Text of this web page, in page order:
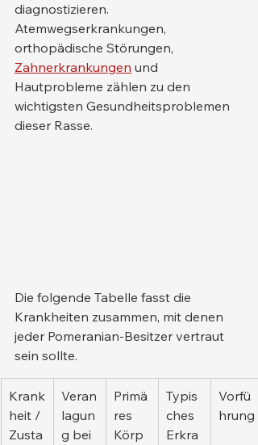
diagnostizieren.
Atemwegserkrankungen,
orthopädische Störungen,
Zahnerkrankungen und
Hautprobleme zählen zu den
wichtigsten Gesundheitsproblemen
dieser Rasse.
Die folgende Tabelle fasst die
Krankheiten zusammen, mit denen
jeder Pomeranian-Besitzer vertraut
sein sollte.
Krank
heit /
Zusta
Veran
lagun
g bei
Primä
res
Körp
Typis
ches
Erkra
Vorfü
hrung